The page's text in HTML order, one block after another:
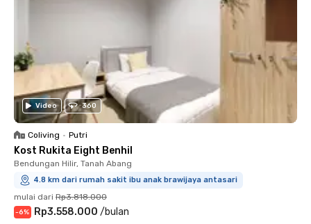
Video 360
Coliving • Putri
Kost Rukita Eight Benhil
Bendungan Hilir, Tanah Abang
4.8 km dari rumah sakit ibu anak brawijaya antasari
mulai dari Rp3.818.000
-6% Rp3.558.000 /bulan